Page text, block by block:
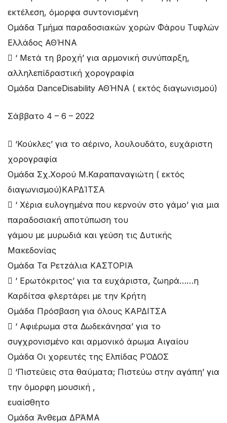
εκτέλεση, όμορφα συντονισμένη
Ομάδα Τμήμα παραδοσιακών χορών Φάρου Τυφλών
Ελλάδος ΑΘΉΝΑ
 ‘ Μετά τη βροχή’ για αρμονική συνύπαρξη,
αλληλεπίδραστική χορογραφία
Ομάδα DanceDisability ΑΘΉΝΑ ( εκτός διαγωνισμού)
Σάββατο 4 – 6 – 2022
 ‘Κούκλες’ για το αέρινο, λουλουδάτο, ευχάριστη
χορογραφία
Ομάδα Σχ.Χορού Μ.Καραπαναγιώτη ( εκτός
διαγωνισμού)ΚΑΡΔΊΤΣΑ
 ‘ Χέρια ευλογημένα που κερνούν στο γάμο’ για μια
παραδοσιακή αποτύπωση του
γάμου με μυρωδιά και γεύση τις Δυτικής
Μακεδονίας
Ομάδα Τα Ρετzάλια ΚΑΣΤΟΡΙΆ
 ‘ Ερωτόκριτος’ για τα ευχάριστα, ζωηρά……η
Καρδίτσα φλερτάρει με την Κρήτη
Ομάδα Πρόσβαση για όλους ΚΑΡΔΙΤΣΑ
 ‘ Αφιέρωμα στα Δωδεκάνησα’ για το
συγχρονισμένο και αρμονικό άρωμα Αιγαίου
Ομάδα Οι χορευτές της Ελπίδας ΡΌΔΟΣ
 ‘Πιστεύεις στα θαύματα; Πιστεύω στην αγάπη’ για
την όμορφη μουσική ,
ευαίσθητο
Ομάδα Άνθεμα ΔΡΆΜΑ